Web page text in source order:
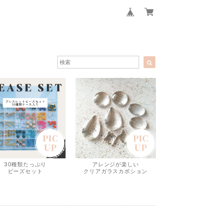
30種類たっぷり
ビーズセット
アレンジが楽しい
クリアガラスカボション